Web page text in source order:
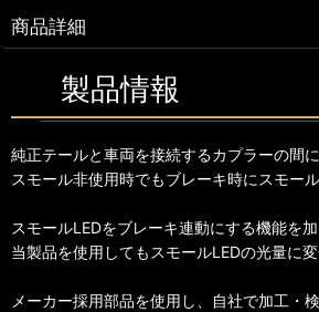
商品詳細
製品情報
純正テールと車両を接続するカプラーの間
スモール非使用時でもブレーキ時にスモー
スモールLEDをブレーキ連動にする機能を加
当製品を使用してもスモールLEDの光量に変
メーカー採用部品を使用し、自社で加工・